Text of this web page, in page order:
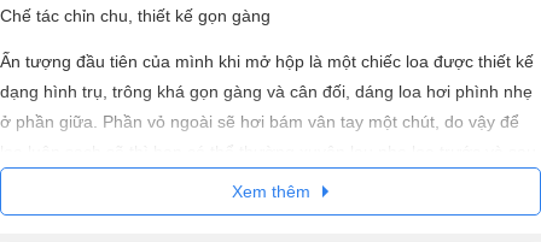
Chế tác chỉn chu, thiết kế gọn gàng
Ấn tượng đầu tiên của mình khi mở hộp là một chiếc loa được thiết kế
dạng hình trụ, trông khá gọn gàng và cân đối, dáng loa hơi phình nhẹ
ở phần giữa. Phần vỏ ngoài sẽ hơi bám vân tay một chút, do vậy để
Xem thêm